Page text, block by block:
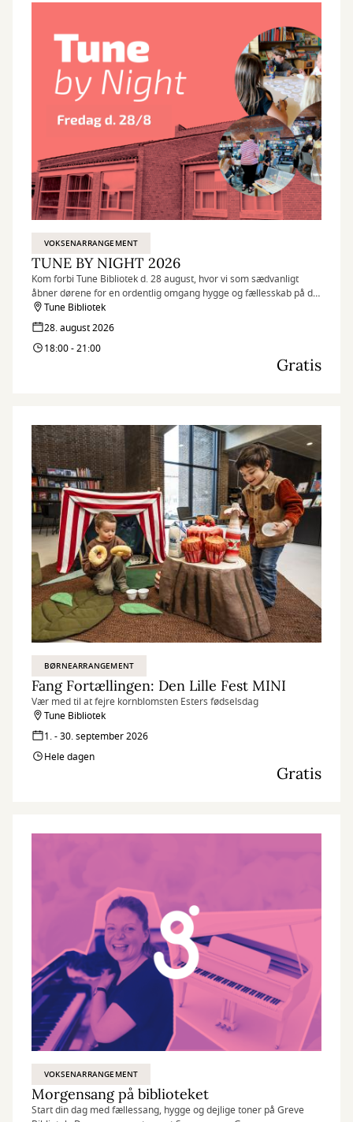
VOKSENARRANGEMENT
TUNE BY NIGHT 2026
Kom forbi Tune Bibliotek d. 28 august, hvor vi som sædvanligt
åbner dørene for en ordentlig omgang hygge og fællesskab på det
fine bibliotek.
Tune Bibliotek
28. august 2026
18:00 - 21:00
Gratis
BØRNEARRANGEMENT
Fang Fortællingen: Den Lille Fest MINI
Vær med til at fejre kornblomsten Esters fødselsdag
Tune Bibliotek
1. - 30. september 2026
Hele dagen
Gratis
VOKSENARRANGEMENT
Morgensang på biblioteket
Start din dag med fællessang, hygge og dejlige toner på Greve